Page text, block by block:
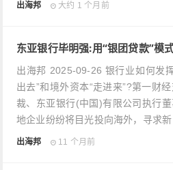
出海邦 大约 1 个月前
东亚银行毕明强:用“银团贷款”模
出海邦 2025-09-26 银行业如何发
出去”和境外资本“走进来”?第一财
裁、东亚银行(中国)有限公司执行
地企业纷纷将目光投向海外，寻求新
出海邦 11 个月前